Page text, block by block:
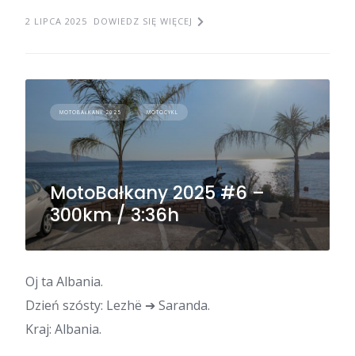
2 LIPCA 2025 DOWIEDZ SIĘ WIĘCEJ
MOTOBAŁKANY 2025 MOTOCYKL
MotoBałkany 2025 #6 –
300km / 3:36h
Oj ta Albania.
Dzień szósty: Lezhë ➔ Saranda.
Kraj: Albania.